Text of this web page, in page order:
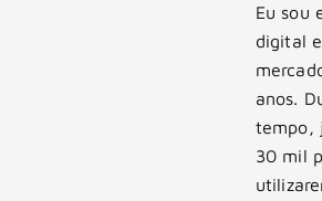
Eu sou
digital
anos.
tempo,
30 mil